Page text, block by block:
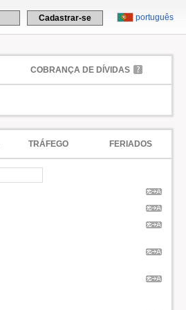
português
Cadastrar-se
COBRANÇA DE DÍVIDAS
TRÁFEGO FERIADOS